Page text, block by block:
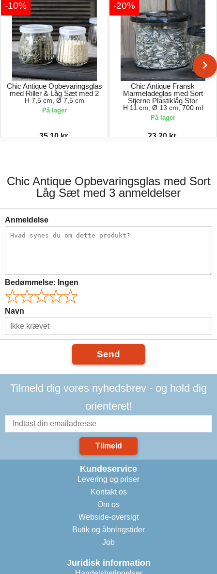
-10%
Chic Antique Opbevaringsglas
med Riller & Låg Sæt med 2
H 7,5 cm, Ø 7,5 cm
På lager
35,10 kr.
-20%
Chic Antique Fransk
Marmeladeglas med Sort
Stjerne Plastiklåg Stor
H 11 cm, Ø 13 cm, 700 ml
På lager
23,20 kr.
Chic Antique Opbevaringsglas med Sort
Låg Sæt med 3 anmeldelser
Anmeldelse
Bedømmelse: Ingen
Navn
Send
Tilmeld dig vores nyhedsbrev - og hold dig
orienteret!
Tilmeld
Kundeservice
Levering og priser
Kontakt os
Om os
Webside-oversigt
Butik og åbningstider
Job
Juridisk information